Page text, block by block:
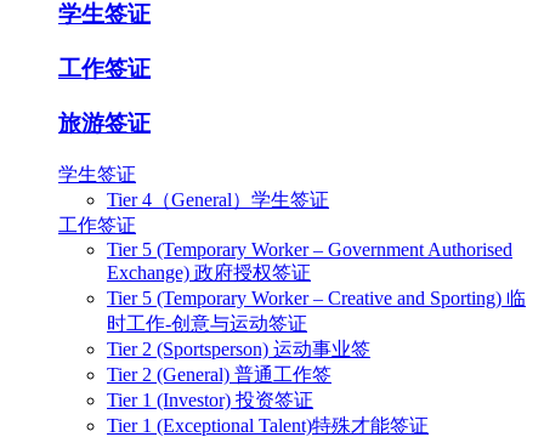
学生签证
工作签证
旅游签证
学生签证
Tier 4（General）学生签证
工作签证
Tier 5 (Temporary Worker – Government Authorised
Exchange) 政府授权签证
Tier 5 (Temporary Worker – Creative and Sporting) 临
时工作-创意与运动签证
Tier 2 (Sportsperson) 运动事业签
Tier 2 (General) 普通工作签
Tier 1 (Investor) 投资签证
Tier 1 (Exceptional Talent)特殊才能签证